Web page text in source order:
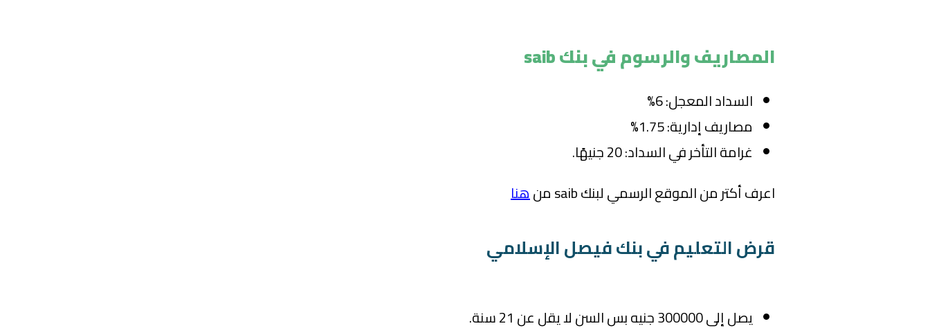
المصاريف والرسوم في بنك saib
السداد المعجل: 6%
مصاريف إدارية: 1.75%
غرامة التأخر في السداد: 20 جنيهًا.
اعرف أكتر من الموقع الرسمي لبنك saib من
هنا
قرض التعليم في بنك فيصل الإسلامي
يصل إلى 300000 جنيه بس السن لا يقل عن 21 سنة.